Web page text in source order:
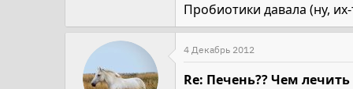
Пробиотики давала (ну,
4 Декабрь 2012
Re: Печень?? Чем лечить